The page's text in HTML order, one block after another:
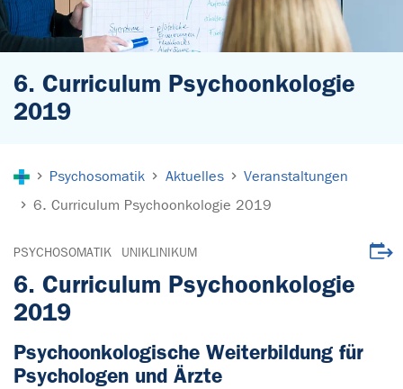
6. Curriculum Psychoonkologie
2019
Psychosomatik Aktuelles
Veranstaltungen
6. Curriculum Psychoonkologie 2019
PSYCHOSOMATIK UNIKLINIKUM
6. Curriculum Psychoonkologie
2019
Psychoonkologische Weiterbildung für
Psychologen und Ärzte